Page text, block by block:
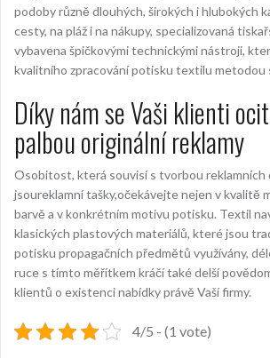
podoby různě dlouhých, širokých i hlubokých
cesty, na pláž i na nákupy, specializovaná
vybavena špičkovými technickými nástroji,
kvalitního zpracování potisku textilu metodou
Díky nám se Vaši klienti
palbou originální reklamy
Osobitost, která souvisí s tvorbou reklamních
jsoureklamní tašky,očekávejte nejen v kvalitě
barvě a v konkrétním motivu potisku. Textil
klasických plastových materiálů, které jsou
potisku propagačních předmětů využívány,
ruce s tímto měřítkem kráčí také delší
klientů o existenci nabídky právě Vaší firmy.
4/5 - (1 vote)